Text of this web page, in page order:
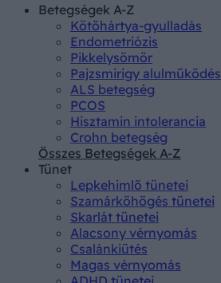
Betegségek A-Z
Kötőhártya-gyulladás
Endometriózis
Pikkelysömör
Pajzsmirigy alulműködés
ALS betegség
PCOS
Hisztamin intolerancia
Crohn betegség
Összes Betegségek A-Z
Tünet
Lepkehimlő tünetei
Szamárköhögés tünetei
Skarlát tünetei
Alacsony vérnyomás
Csalánkiütés
Magas vérnyomás